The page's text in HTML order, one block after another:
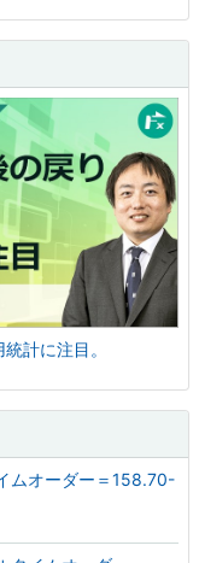
計に注目。
ムオーダー＝158.70-